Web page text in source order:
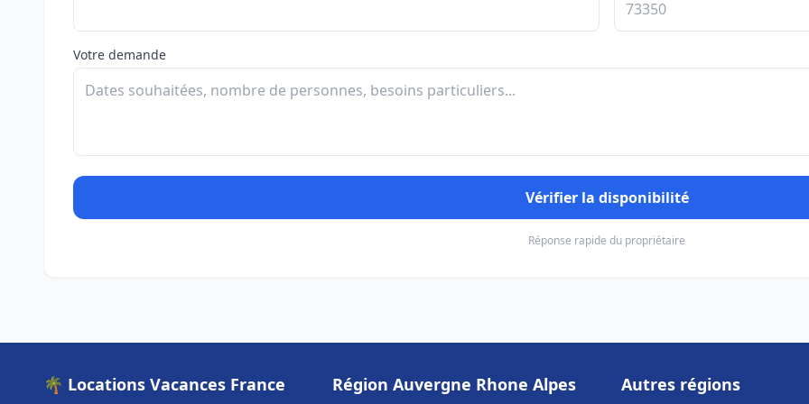
Votre demande
Vérifier la disponibilité
Réponse rapide du propriétaire
🌴 Locations Vacances France Région Auvergne Rhone Alpes Autres régions